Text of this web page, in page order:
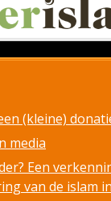
(kleine)
media
Een
van de islam